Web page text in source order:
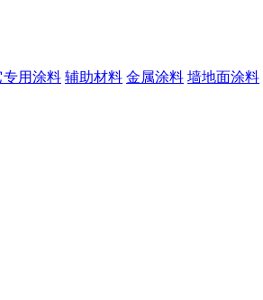
专用涂料 辅助材料 金属涂料 墙地面涂料